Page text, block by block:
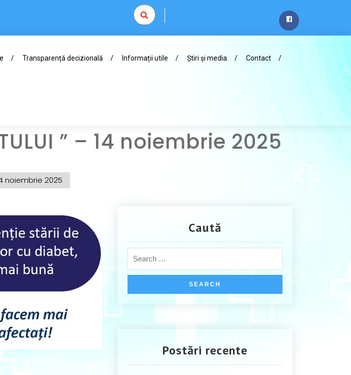
Transparență decizională Informații utile Știri și media Contact
” – 14 noiembrie 2025
noiembrie 2025
Caută
Postări recente